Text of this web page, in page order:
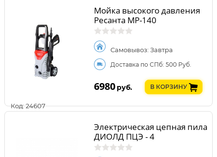
Код: 24607
Мойка высокого давления
Ресанта МР-140
Самовывоз: Завтра
Доставка по СПб: 500 Руб.
6980 руб. В КОРЗИНУ
Электрическая цепная пила
ДИОЛД ПЦЭ - 4